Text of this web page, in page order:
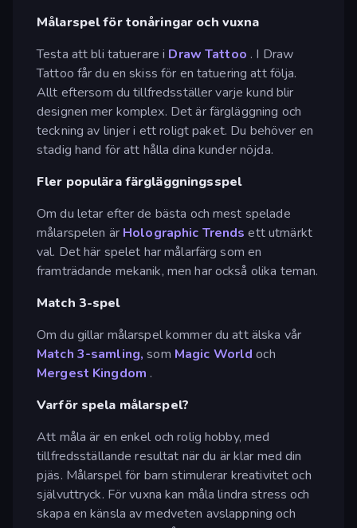
Målarspel för tonåringar och vuxna
Testa att bli tatuerare i Draw Tattoo . I Draw
Tattoo får du en skiss för en tatuering att följa.
Allt eftersom du tillfredsställer varje kund blir
designen mer komplex. Det är färgläggning och
teckning av linjer i ett roligt paket. Du behöver en
stadig hand för att hålla dina kunder nöjda.
Fler populära färgläggningsspel
Om du letar efter de bästa och mest spelade
målarspelen är Holographic Trends ett utmärkt
val. Det här spelet har målarfärg som en
framträdande mekanik, men har också olika teman.
Match 3-spel
Om du gillar målarspel kommer du att älska vår
Match 3-samling, som Magic World och
Mergest Kingdom .
Varför spela målarspel?
Att måla är en enkel och rolig hobby, med
tillfredsställande resultat när du är klar med din
pjäs. Målarspel för barn stimulerar kreativitet och
självuttryck. För vuxna kan måla lindra stress och
skapa en känsla av medveten avslappning och